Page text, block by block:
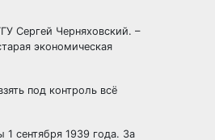
Сергей Черняховский. –
экономическая
под контроль всё
сентября 1939 года. За